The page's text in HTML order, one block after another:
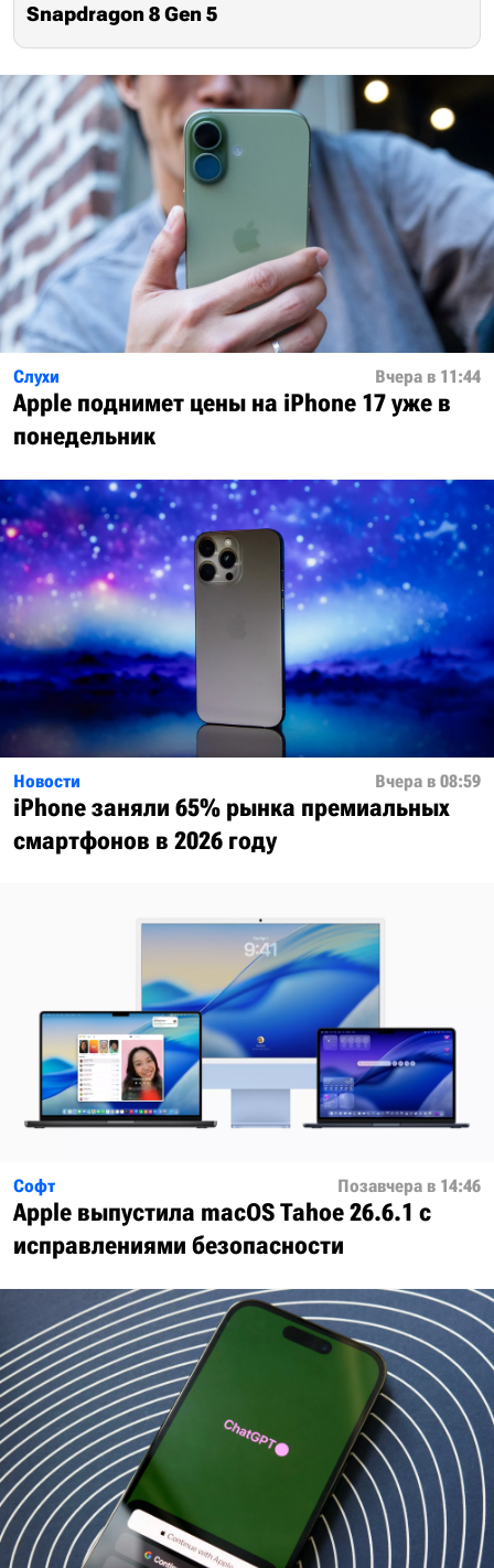
Snapdragon 8 Gen 5
Слухи Вчера в 11:44
Apple поднимет цены на iPhone 17 уже в
понедельник
Новости Вчера в 08:59
iPhone заняли 65% рынка премиальных
смартфонов в 2026 году
Софт Позавчера в 14:46
Apple выпустила macOS Tahoe 26.6.1 с
исправлениями безопасности